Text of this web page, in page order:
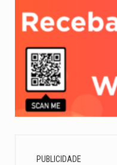
PUBLICIDADE